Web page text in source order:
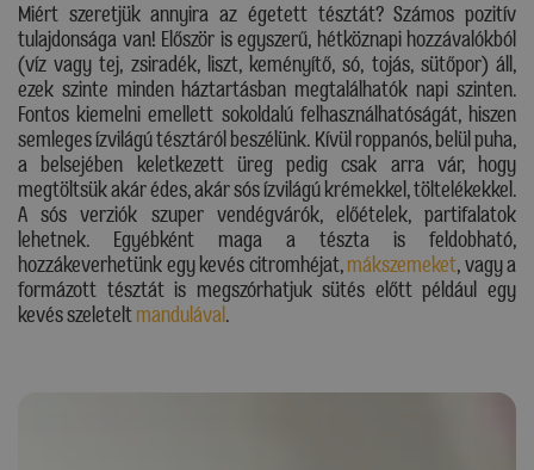
Miért szeretjük annyira az égetett tésztát? Számos pozitív
tulajdonsága van! Először is egyszerű, hétköznapi hozzávalókból
(víz vagy tej, zsiradék, liszt, keményítő, só, tojás, sütőpor) áll,
ezek szinte minden háztartásban megtalálhatók napi szinten.
Fontos kiemelni emellett sokoldalú felhasználhatóságát, hiszen
semleges ízvilágú tésztáról beszélünk. Kívül roppanós, belül puha,
a belsejében keletkezett üreg pedig csak arra vár, hogy
megtöltsük akár édes, akár sós ízvilágú krémekkel, töltelékekkel.
A sós verziók szuper vendégvárók, előételek, partifalatok
lehetnek. Egyébként maga a tészta is feldobható,
hozzákeverhetünk egy kevés citromhéjat,mákszemeket, vagy a
formázott tésztát is megszórhatjuk sütés előtt például egy
kevés szeleteltmandulával.